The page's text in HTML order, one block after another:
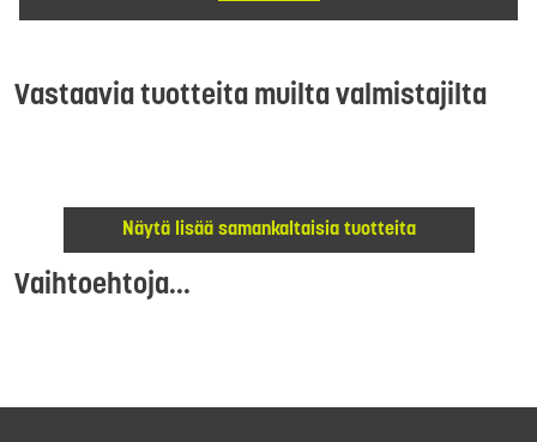
Vastaavia tuotteita muilta valmistajilta
Näytä lisää samankaltaisia tuotteita
Vaihtoehtoja...